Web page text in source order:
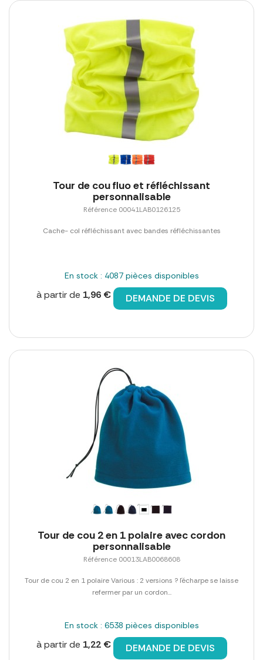
Tour de cou fluo et réfléchissant
personnalisable
Référence 00041LAB0126125
Cache- col réfléchissant avec bandes réfléchissantes
En stock : 4087 pièces disponibles
à partir de 1,96 € DEMANDE DE DEVIS
Tour de cou 2 en 1 polaire avec cordon
personnalisable
Référence 00013LAB0068608
Tour de cou 2 en 1 polaire Various : 2 versions ? l´écharpe se laisse
refermer par un cordon...
En stock : 6538 pièces disponibles
à partir de 1,22 € DEMANDE DE DEVIS